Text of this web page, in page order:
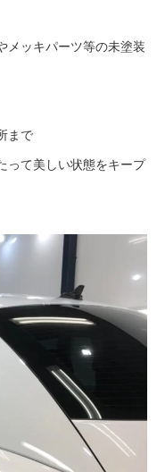
メッキパーツ等の未塗装
まで
って美しい状態をキープ